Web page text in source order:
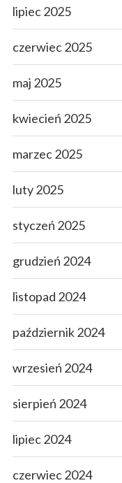
lipiec 2025
czerwiec 2025
maj 2025
kwiecień 2025
marzec 2025
luty 2025
styczeń 2025
grudzień 2024
listopad 2024
październik 2024
wrzesień 2024
sierpień 2024
lipiec 2024
czerwiec 2024